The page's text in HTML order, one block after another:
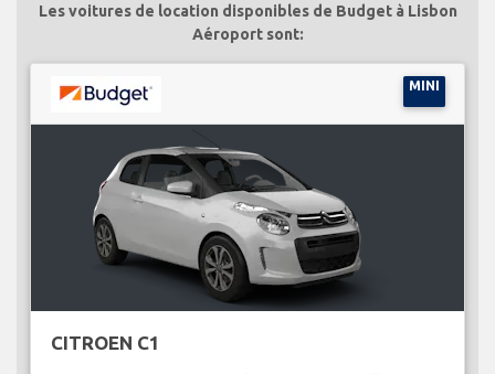
Les voitures de location disponibles de Budget à Lisbon
Aéroport sont:
MINI
CITROEN C1